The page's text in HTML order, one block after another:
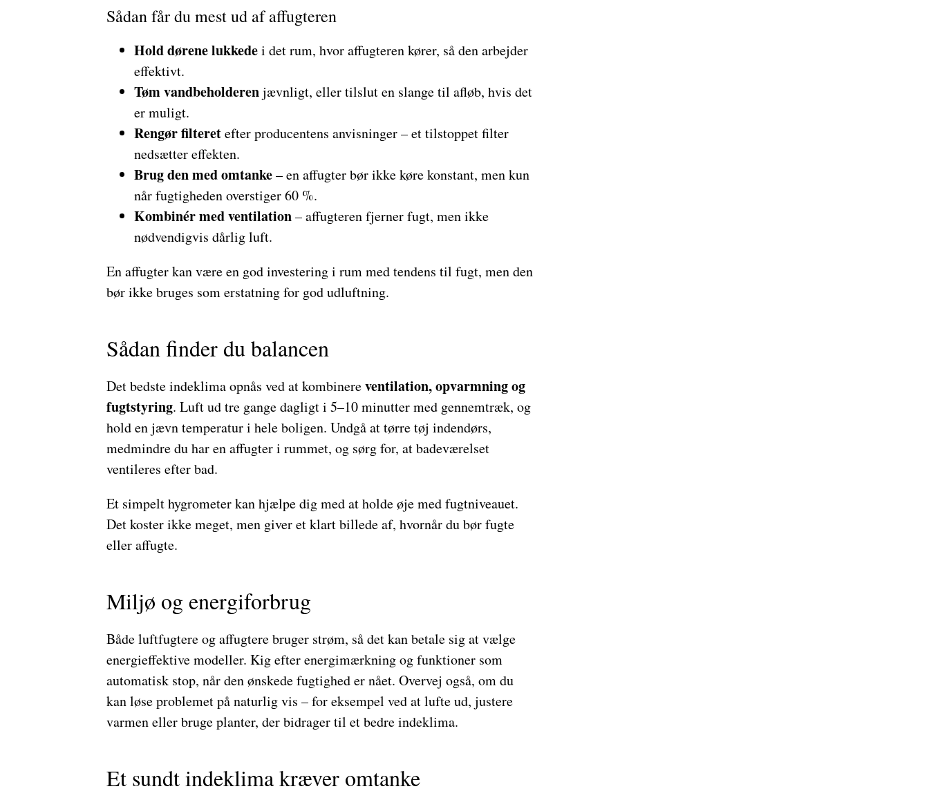
Sådan får du mest ud af affugteren
Hold dørene lukkedei det rum, hvor affugteren kører, så den arbejder
effektivt.
Tøm vandbeholderenjævnligt, eller tilslut en slange til afløb, hvis det
er muligt.
Rengør filteretefter producentens anvisninger – et tilstoppet filter
nedsætter effekten.
Brug den med omtanke– en affugter bør ikke køre konstant, men kun
når fugtigheden overstiger 60 %.
Kombinér med ventilation– affugteren fjerner fugt, men ikke
nødvendigvis dårlig luft.
En affugter kan være en god investering i rum med tendens til fugt, men den
bør ikke bruges som erstatning for god udluftning.
Sådan finder du balancen
Det bedste indeklima opnås ved at kombinereventilation, opvarmning og
fugtstyring. Luft ud tre gange dagligt i 5–10 minutter med gennemtræk, og
hold en jævn temperatur i hele boligen. Undgå at tørre tøj indendørs,
medmindre du har en affugter i rummet, og sørg for, at badeværelset
ventileres efter bad.
Et simpelt hygrometer kan hjælpe dig med at holde øje med fugtniveauet.
Det koster ikke meget, men giver et klart billede af, hvornår du bør fugte
eller affugte.
Miljø og energiforbrug
Både luftfugtere og affugtere bruger strøm, så det kan betale sig at vælge
energieffektive modeller. Kig efter energimærkning og funktioner som
automatisk stop, når den ønskede fugtighed er nået. Overvej også, om du
kan løse problemet på naturlig vis – for eksempel ved at lufte ud, justere
varmen eller bruge planter, der bidrager til et bedre indeklima.
Et sundt indeklima kræver omtanke